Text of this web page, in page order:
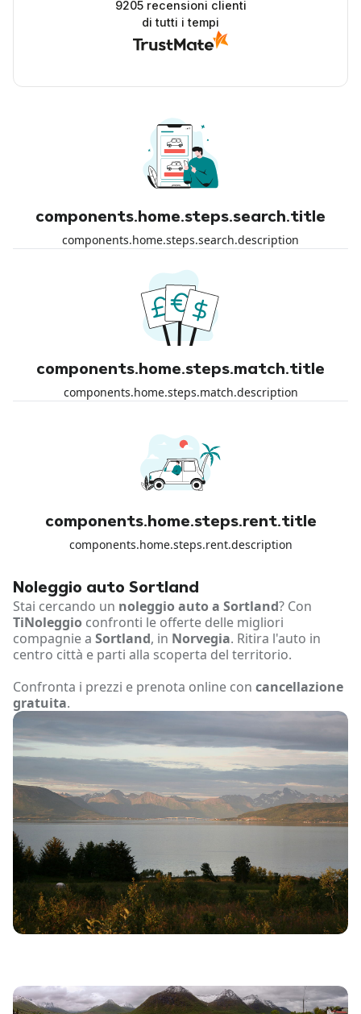
9205recensioni clienti
di tutti i tempi
components.home.steps.search.title
components.home.steps.search.description
components.home.steps.match.title
components.home.steps.match.description
components.home.steps.rent.title
components.home.steps.rent.description
Noleggio auto Sortland
Stai cercando un noleggio auto a Sortland? Con
TiNoleggio confronti le offerte delle migliori
compagnie a Sortland, in Norvegia. Ritira l'auto in
centro città e parti alla scoperta del territorio.
Confronta i prezzi e prenota online con cancellazione
gratuita.